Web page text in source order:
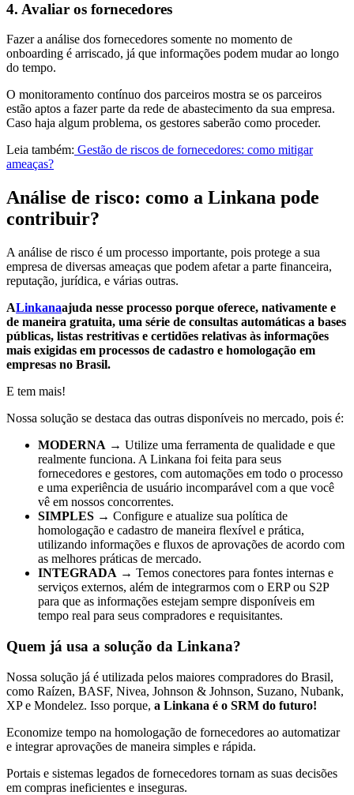
4. Avaliar os fornecedores
Fazer a análise dos fornecedores somente no momento de
onboarding é arriscado, já que informações podem mudar ao longo
do tempo.
O monitoramento contínuo dos parceiros mostra se os parceiros
estão aptos a fazer parte da rede de abastecimento da sua empresa.
Caso haja algum problema, os gestores saberão como proceder.
Leia também: Gestão de riscos de fornecedores: como mitigar
ameaças?
Análise de risco: como a Linkana pode
contribuir?
A análise de risco é um processo importante, pois protege a sua
empresa de diversas ameaças que podem afetar a parte financeira,
reputação, jurídica, e várias outras.
ALinkanaajuda nesse processo porque oferece, nativamente e
de maneira gratuita, uma série de consultas automáticas a bases
públicas, listas restritivas e certidões relativas às informações
mais exigidas em processos de cadastro e homologação em
empresas no Brasil.
E tem mais!
Nossa solução se destaca das outras disponíveis no mercado, pois é:
MODERNA → Utilize uma ferramenta de qualidade e que
realmente funciona. A Linkana foi feita para seus
fornecedores e gestores, com automações em todo o processo
e uma experiência de usuário incomparável com a que você
vê em nossos concorrentes.
SIMPLES → Configure e atualize sua política de
homologação e cadastro de maneira flexível e prática,
utilizando informações e fluxos de aprovações de acordo com
as melhores práticas de mercado.
INTEGRADA → Temos conectores para fontes internas e
serviços externos, além de integrarmos com o ERP ou S2P
para que as informações estejam sempre disponíveis em
tempo real para seus compradores e requisitantes.
Quem já usa a solução da Linkana?
Nossa solução já é utilizada pelos maiores compradores do Brasil,
como Raízen, BASF, Nivea, Johnson & Johnson, Suzano, Nubank,
XP e Mondelez. Isso porque, a Linkana é o SRM do futuro!
Economize tempo na homologação de fornecedores ao automatizar
e integrar aprovações de maneira simples e rápida.
Portais e sistemas legados de fornecedores tornam as suas decisões
em compras ineficientes e inseguras.